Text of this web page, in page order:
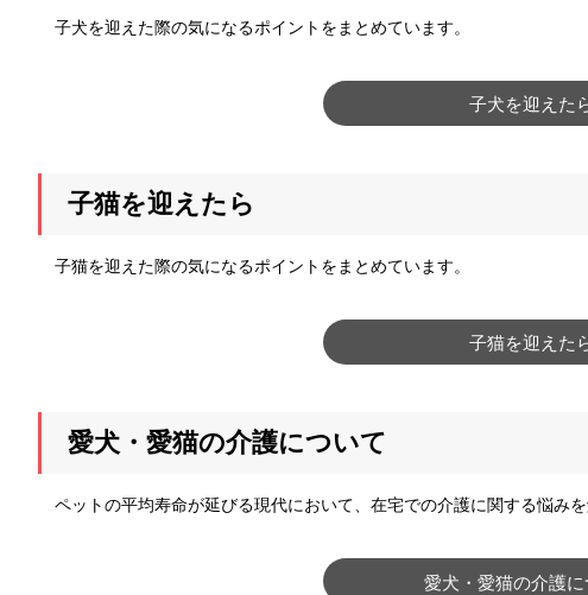
子犬を迎えた際の気になるポイントをまとめています。
子犬を迎えた
子猫を迎えたら
子猫を迎えた際の気になるポイントをまとめています。
子猫を迎えた
愛犬・愛猫の介護について
ペットの平均寿命が延びる現代において、在宅での介護に関する悩み
愛犬・愛猫の介護に